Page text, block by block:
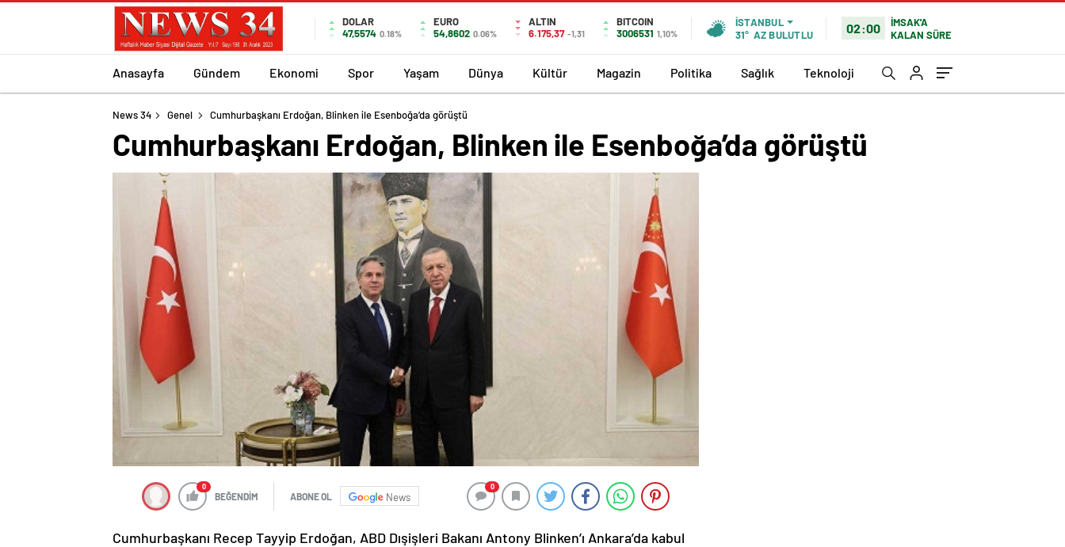
DOLAR
47,5574 0.18%
EURO
54,8602 0.06%
ALTIN
6.175,37 -1,31
BITCOIN
3006531 1,10%
İSTANBUL
31° AZ BULUTLU 02:00
İMSAK'A
KALAN SÜRE
Anasayfa Gündem Ekonomi Spor Yaşam Dünya Kültür Magazin Politika Sağlık Teknoloji
News 34 Genel Cumhurbaşkanı Erdoğan, Blinken ile Esenboğa’da görüştü
Cumhurbaşkanı Erdoğan, Blinken ile Esenboğa’da görüştü
0
BEĞENDİM ABONE OL News
0
Cumhurbaşkanı Recep Tayyip Erdoğan, ABD Dışişleri Bakanı Antony Blinken’ı Ankara’da kabul